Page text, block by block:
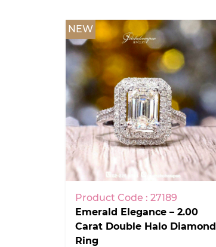
NEW
Product Code : 27189
Emerald Elegance – 2.00
Carat Double Halo Diamond
Ring